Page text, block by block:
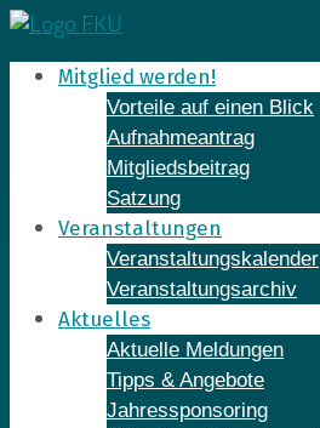
Skip
to
contentMitglied werden!
Vorteile auf einen Blick
Aufnahmeantrag
Mitgliedsbeitrag
Satzung
Veranstaltungen
Veranstaltungskalender
Veranstaltungsarchiv
Aktuelles
Aktuelle Meldungen
Tipps & Angebote
Jahressponsoring